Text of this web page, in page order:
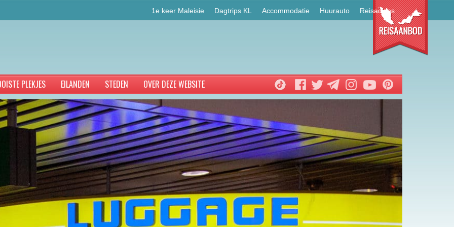
1e keer Maleisie Dagtrips KL Accommodatie Huurauto Reisadvies
PLEKJES EILANDEN STEDEN OVER DEZE WEBSITE